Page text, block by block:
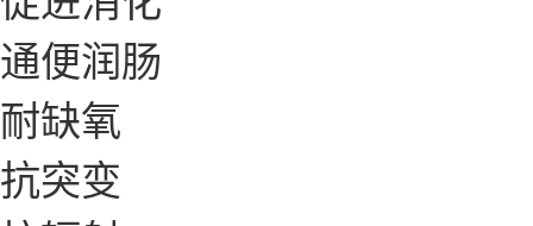
通便润肠
耐缺氧
抗突变